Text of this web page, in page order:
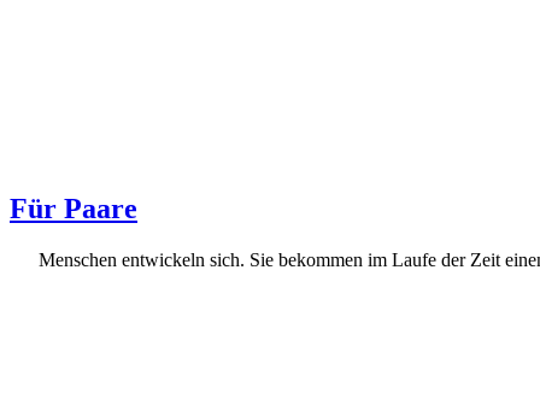
Für Paare
Menschen entwickeln sich. Sie bekommen im Laufe der Zeit